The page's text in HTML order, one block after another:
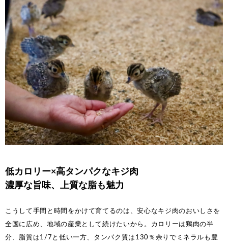
低カロリー×高タンパクなキジ肉
濃厚な旨味、上質な脂も魅力
こうして手間と時間をかけて育てるのは、安心なキジ肉のおいしさを
全国に広め、地域の産業として続けたいから。カロリーは鶏肉の半
分、脂質は1/7と低い一方、タンパク質は130％余りでミネラルも豊